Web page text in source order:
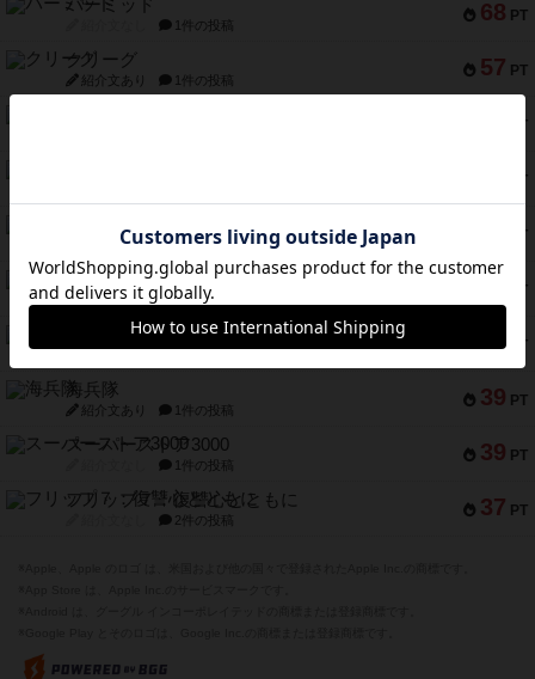
68 PT
パーミッド
1件の投稿
57 PT
クリーグ
紹介文あり 1件の投稿
PT
PT
PT
紹介文あり 4件の投稿
PT
とうほうの！
紹介文なし 1件の投稿
42 PT
スターマイン・ラミー ポケット
39 PT
海兵隊
紹介文あり 1件の投稿
39 PT
スーパーストア3000
1件の投稿
37 PT
フリップ７：復讐心とともに
2件の投稿